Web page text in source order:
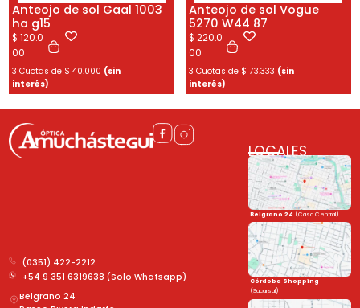
Anteojo de sol Gaal 1003
ha g15
$ 120.0
00
3 Cuotas de $ 40.000 (sin
interés)
Anteojo de sol Vogue
5270 W44 87
$ 220.0
00
3 Cuotas de $ 73.333 (sin
interés)
(0351) 422-2212
+54 9 351 6319638 (Solo Whatsapp)
Belgrano 24
LOCALES
Belgrano 24 (Casa Central)
Córdoba Shopping
(Sucursal)